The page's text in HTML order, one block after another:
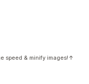
speed & minify images!↑